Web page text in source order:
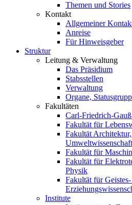
Themen und Stories
Kontakt
Allgemeiner
Anreise
Für Hinweisgeber
Struktur
Leitung & Verwaltung
Das Präsidium
Stabsstellen
Verwaltung
Organe,
Fakultäten
Carl-Friedrich-
Fakultät für
Fakultät
Fakultät für
Fakultät für
Physik
Fakultät für
Institute